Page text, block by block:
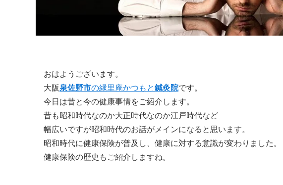
おはようございます。
大阪泉佐野市の縁里庵かつもと鍼灸院です。
今日は昔と今の健康事情をご紹介します。
昔も昭和時代なのか大正時代なのか江戸時代など
幅広いですが昭和時代のお話がメインになると思います。
昭和時代に健康保険が普及し、健康に対する意識が変わりました。
健康保険の歴史もご紹介しますね。